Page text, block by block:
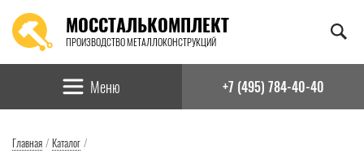
МОССТАЛЬКОМПЛЕКТ
ПРОИЗВОДСТВО МЕТАЛЛОКОНСТРУКЦИЙ
Найти:
Меню +7 (495) 784-40-40
Главная / Каталог /